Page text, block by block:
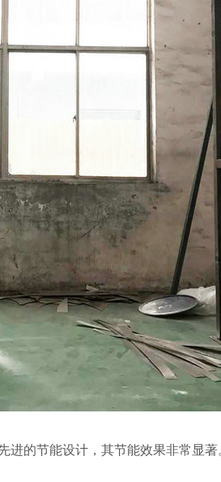
节能设计，其节能效果非常显著